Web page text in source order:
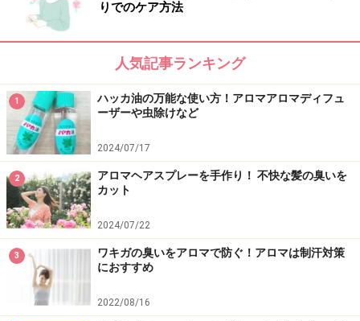
髪の毛は濡れていても乾いた状態でもOKです。
数週間で使い切りましょう。
【関連記事】
ローズマリーカンファーの効能とは？アロマオイルの力
ローズマリーの効能は？若返りの化粧水
ハーブ石鹸の作り方......ローズマリーやレベンダーの香り
リフレクソロジーとアロマテラピーの上手な取り入れ方
アロマヘアスプレーを手作り！ 不快な髪の臭いをカット
りでのケア方法
人気記事ランキング
1
ハッカ油の万能な使い方！アロマアロマディフュ
ーザーや虫除けなど
2024/07/17
2
アロマヘアスプレーを手作り！ 不快な髪の臭いを
カット
2024/07/22
3
ワキガの臭いをアロマで防ぐ！アロマは制汗対策
におすすめ
2022/08/16